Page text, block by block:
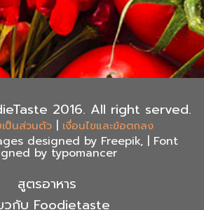
2016. All right served.
ป็นส่วนตัว | เงื่อนไขและข้อตกลง
designed by Freepik, | Font
by typomancer
สูตรอาหาร
วกับ Foodietaste